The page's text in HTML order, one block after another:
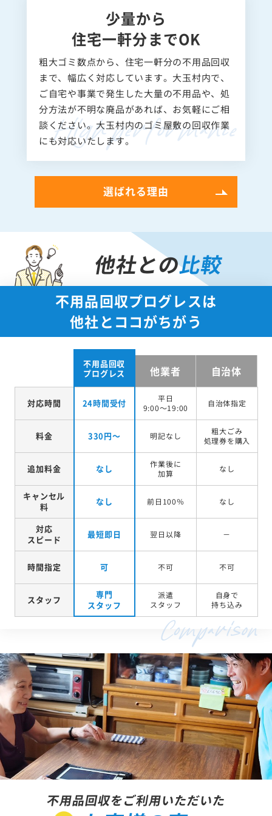
少量から
住宅一軒分までOK
粗大ゴミ数点から、住宅一軒分の不用品回収
まで、幅広く対応しています。大玉村内で、
ご自宅や事業で発生した大量の不用品や、処
分方法が不明な廃品があれば、お気軽にご相
談ください。大玉村内のゴミ屋敷の回収作業
にも対応いたします。
選ばれる理由
他社との比較
不用品回収プログレスは
他社とココがちがう
不用品回収
プログレス
他業者 自治体
対応時間 24時間受付
平日
9:00～19:00
自治体指定
料金 330円～ 明記なし
粗大ごみ
処理券を購入
追加料金 なし
作業後に
加算
なし
キャンセル
料
なし 前日100％ なし
対応
スピード
最短即日 翌日以降 －
時間指定 可 不可 不可
スタッフ
専門
スタッフ
派遣
スタッフ
自身で
持ち込み
不用品回収をご利用いただいた